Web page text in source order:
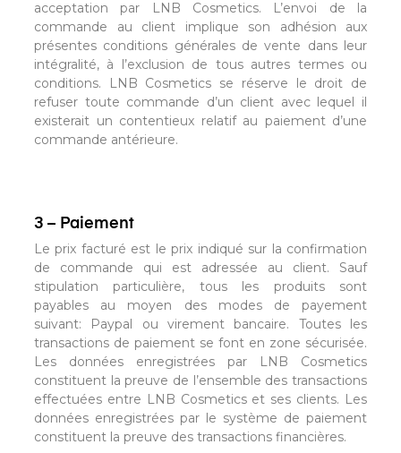
acceptation par LNB Cosmetics. L’envoi de la
commande au client implique son adhésion aux
présentes conditions générales de vente dans leur
intégralité, à l’exclusion de tous autres termes ou
conditions. LNB Cosmetics se réserve le droit de
refuser toute commande d’un client avec lequel il
existerait un contentieux relatif au paiement d’une
commande antérieure.
3 – Paiement
Le prix facturé est le prix indiqué sur la confirmation
de commande qui est adressée au client. Sauf
stipulation particulière, tous les produits sont
payables au moyen des modes de payement
suivant: Paypal ou virement bancaire. Toutes les
transactions de paiement se font en zone sécurisée.
Les données enregistrées par LNB Cosmetics
constituent la preuve de l’ensemble des transactions
effectuées entre LNB Cosmetics et ses clients. Les
données enregistrées par le système de paiement
constituent la preuve des transactions financières.